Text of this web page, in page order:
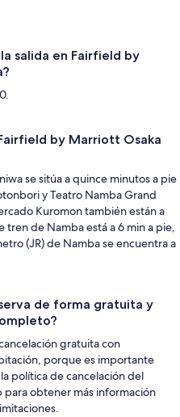
salida en Fairfield by
by Marriott Osaka
se sitúa a quince minutos a pie
y Teatro Namba Grand
Kuromon también están a
tren de Namba está a 6 min a pie,
(JR) de Namba se encuentra a
de forma gratuita y
gratuita con
porque es importante
política de cancelación del
obtener más información